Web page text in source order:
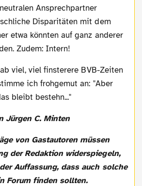
Ansprechpartner
Disparitäten mit dem
etwa könnten auf ganz anderer
Zudem: Intern!
ich frohgemut an: "Aber
bleibt bestehn..."
Jürgen C. Minten
der Redaktion widerspiegeln,
Auffassung, dass auch solche
Forum finden sollten.